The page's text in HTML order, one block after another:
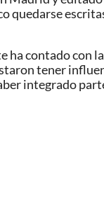
quedarse
ha contado con
tener
integrado